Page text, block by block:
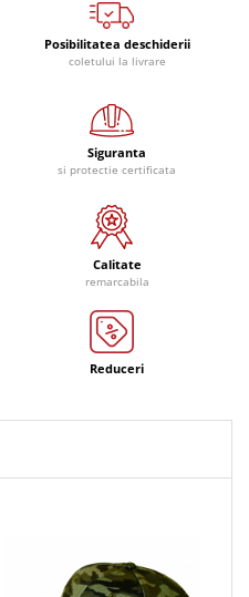
Posibilitatea deschiderii
coletului la livrare
Siguranta
si protectie certificata
Calitate
remarcabila
Reduceri